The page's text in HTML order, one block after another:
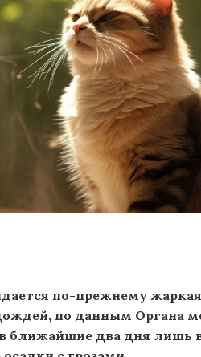
по-прежнему
по данным Органа
ближайшие два дня лишь